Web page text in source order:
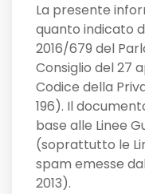
La presente
quanto indicato
2016/679 del
Consiglio del 27
Codice della
196). Il
base alle Linee
(soprattutto le
spam emesse
2013).